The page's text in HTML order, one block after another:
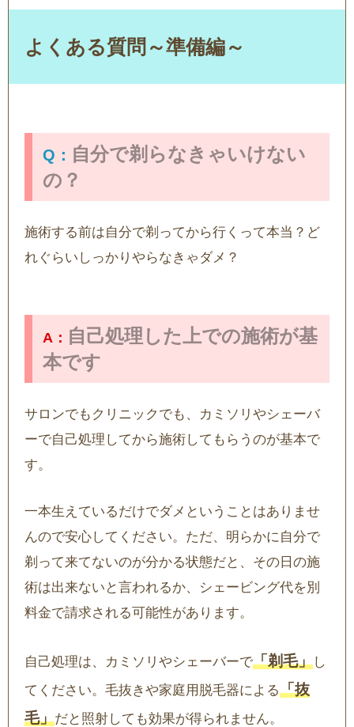
よくある質問～準備編～
自分で剃らなきゃいけない
の？
施術する前は自分で剃ってから行くって本当？ど
れぐらいしっかりやらなきゃダメ？
自己処理した上での施術が基
本です
サロンでもクリニックでも、カミソリやシェーバ
ーで自己処理してから施術してもらうのが基本で
す。
一本生えているだけでダメということはありませ
んので安心してください。ただ、明らかに自分で
剃って来てないのが分かる状態だと、その日の施
術は出来ないと言われるか、シェービング代を別
料金で請求される可能性があります。
自己処理は、カミソリやシェーバーで「剃毛」し
てください。毛抜きや家庭用脱毛器による「抜
毛」だと照射しても効果が得られません。